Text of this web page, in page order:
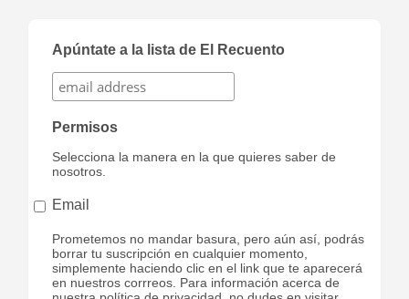
Apúntate a la lista de El Recuento
Permisos
Selecciona la manera en la que quieres saber de
nosotros.
Email
Prometemos no mandar basura, pero aún así, podrás
borrar tu suscripción en cualquier momento,
simplemente haciendo clic en el link que te aparecerá
en nuestros corrreos. Para información acerca de